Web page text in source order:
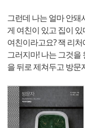
그런데 나는 얼마 안돼
게 여친이 있고 집이
여친이라고요? 잭 리
그러지마! 나는 그것을
을 뒤로 제쳐두고 방문